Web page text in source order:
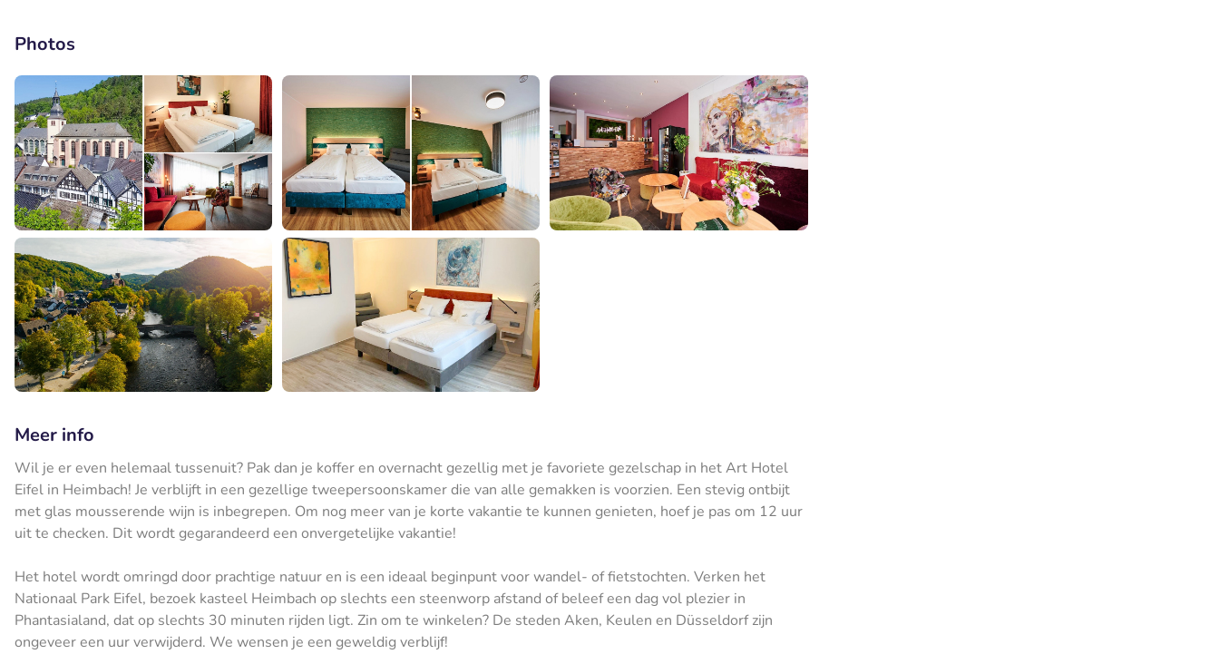
Photos
Meer info
Wil je er even helemaal tussenuit? Pak dan je koffer en overnacht gezellig met je favoriete gezelschap in het Art Hotel
Eifel in Heimbach! Je verblijft in een gezellige tweepersoonskamer die van alle gemakken is voorzien. Een stevig ontbijt
met glas mousserende wijn is inbegrepen. Om nog meer van je korte vakantie te kunnen genieten, hoef je pas om 12 uur
uit te checken. Dit wordt gegarandeerd een onvergetelijke vakantie!
Het hotel wordt omringd door prachtige natuur en is een ideaal beginpunt voor wandel- of fietstochten. Verken het
Nationaal Park Eifel, bezoek kasteel Heimbach op slechts een steenworp afstand of beleef een dag vol plezier in
Phantasialand, dat op slechts 30 minuten rijden ligt. Zin om te winkelen? De steden Aken, Keulen en Düsseldorf zijn
ongeveer een uur verwijderd. We wensen je een geweldig verblijf!